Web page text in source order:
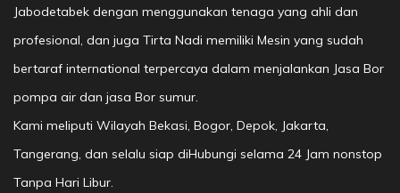
Jabodetabek dengan menggunakan tenaga yang ahli dan
profesional, dan juga Tirta Nadi memiliki Mesin yang sudah
bertaraf international terpercaya dalam menjalankan Jasa Bor
pompa air dan jasa Bor sumur.
Kami meliputi Wilayah Bekasi, Bogor, Depok, Jakarta,
Tangerang, dan selalu siap diHubungi selama 24 Jam nonstop
Tanpa Hari Libur.